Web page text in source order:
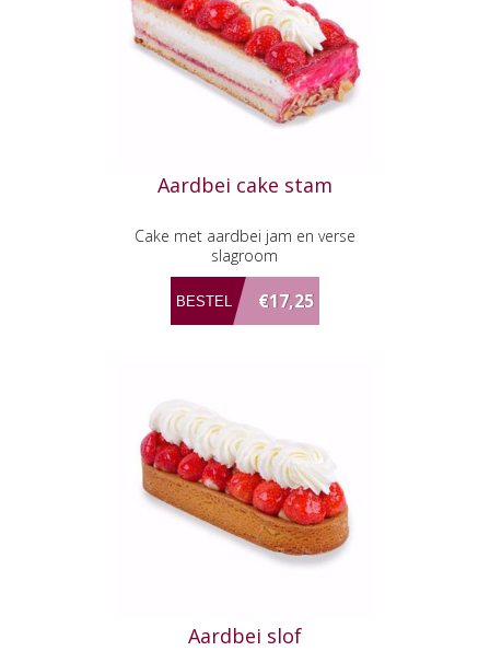
Aardbei cake stam
Cake met aardbei jam en verse
slagroom
€17,25
Aardbei slof